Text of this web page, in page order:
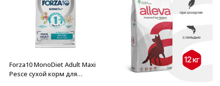
Forza10 MonoDiet Adult Maxi
Pesce сухой корм для